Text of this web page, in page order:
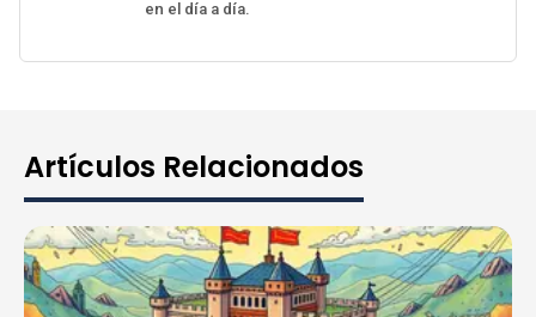
en el día a día.
Artículos Relacionados